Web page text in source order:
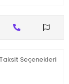
Taksit Seçenekleri